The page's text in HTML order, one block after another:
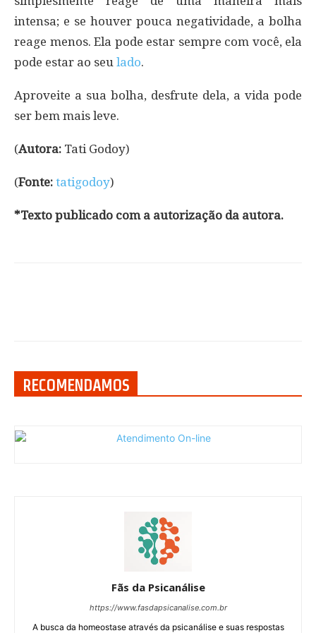
intensa; e se houver pouca negatividade, a bolha
reage menos. Ela pode estar sempre com você, ela
pode estar ao seu lado.
Aproveite a sua bolha, desfrute dela, a vida pode
ser bem mais leve.
(Autora: Tati Godoy)
(Fonte: tatigodoy)
*Texto publicado com a autorização da autora.
RECOMENDAMOS
Fãs da Psicanálise
https://www.fasdapsicanalise.com.br
A busca da homeostase através da psicanálise e suas respostas